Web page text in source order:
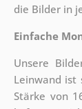
die Bilder in
Einfache
Unsere
Leinwand
Stärke von